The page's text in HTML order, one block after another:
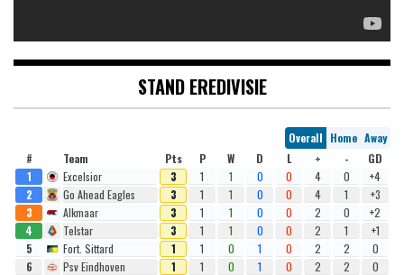
STAND EREDIVISIE
Overall Home Away
#
Team Pts P W D L + -
GD
1
Excelsior 3 1 1 0 0 4 0
+4
2
Go Ahead Eagles 3 1 1 0 0 4 1
+3
3
Alkmaar 3 1 1 0 0 2 0
+2
4
Telstar 3 1 1 0 0 2 1
+1
5
Fort. Sittard 1 1 0 1 0 2 2
0
6
Psv Eindhoven 1 1 0 1 0 2 2
0